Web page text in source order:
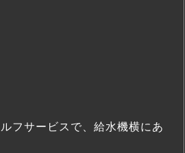
フサービスで、給水機横にあ